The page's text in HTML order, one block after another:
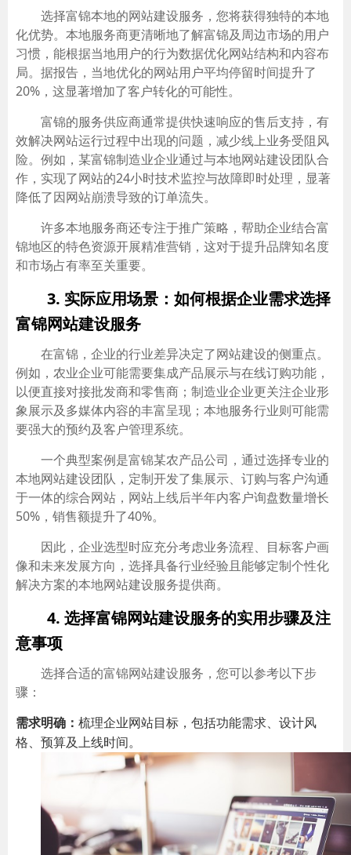
选择富锦本地的网站建设服务，您将获得独特的本地
化优势。本地服务商更清晰地了解富锦及周边市场的用户
习惯，能根据当地用户的行为数据优化网站结构和内容布
局。据报告，当地优化的网站用户平均停留时间提升了
20%，这显著增加了客户转化的可能性。
富锦的服务供应商通常提供快速响应的售后支持，有
效解决网站运行过程中出现的问题，减少线上业务受阻风
险。例如，某富锦制造业企业通过与本地网站建设团队合
作，实现了网站的24小时技术监控与故障即时处理，显著
降低了因网站崩溃导致的订单流失。
许多本地服务商还专注于推广策略，帮助企业结合富
锦地区的特色资源开展精准营销，这对于提升品牌知名度
和市场占有率至关重要。
3. 实际应用场景：如何根据企业需求选择
富锦网站建设服务
在富锦，企业的行业差异决定了网站建设的侧重点。
例如，农业企业可能需要集成产品展示与在线订购功能，
以便直接对接批发商和零售商；制造业企业更关注企业形
象展示及多媒体内容的丰富呈现；本地服务行业则可能需
要强大的预约及客户管理系统。
一个典型案例是富锦某农产品公司，通过选择专业的
本地网站建设团队，定制开发了集展示、订购与客户沟通
于一体的综合网站，网站上线后半年内客户询盘数量增长
50%，销售额提升了40%。
因此，企业选型时应充分考虑业务流程、目标客户画
像和未来发展方向，选择具备行业经验且能够定制个性化
解决方案的本地网站建设服务提供商。
4. 选择富锦网站建设服务的实用步骤及注
意事项
选择合适的富锦网站建设服务，您可以参考以下步
骤：
需求明确： 梳理企业网站目标，包括功能需求、设计风
格、预算及上线时间。